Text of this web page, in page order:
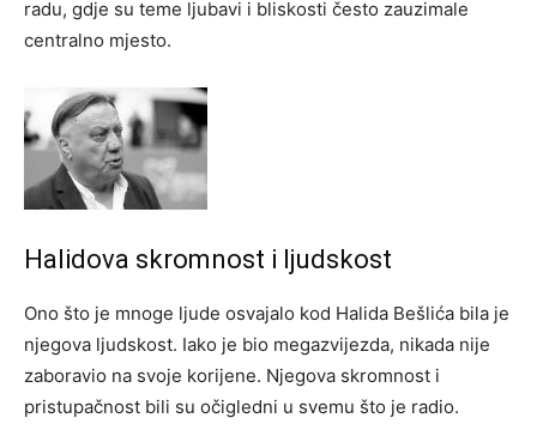
radu, gdje su teme ljubavi i bliskosti često zauzimale
centralno mjesto.
Halidova skromnost i ljudskost
Ono što je mnoge ljude osvajalo kod Halida Bešlića bila je
njegova ljudskost. Iako je bio megazvijezda, nikada nije
zaboravio na svoje korijene. Njegova skromnost i
pristupačnost bili su očigledni u svemu što je radio.